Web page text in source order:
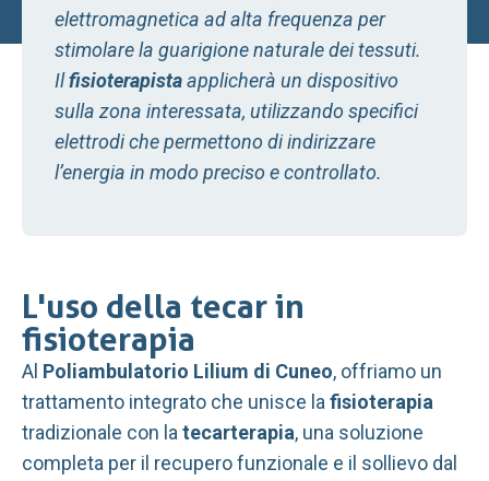
elettromagnetica ad alta frequenza per
stimolare la guarigione naturale dei tessuti.
Ilfisioterapistaapplicherà un dispositivo
sulla zona interessata, utilizzando specifici
elettrodi che permettono di indirizzare
l’energia in modo preciso e controllato.
L'uso della tecar in
fisioterapia
Al Poliambulatorio Lilium di Cuneo, offriamo un
trattamento integrato che unisce lafisioterapia
tradizionale con latecarterapia, una soluzione
completa per il recupero funzionale e il sollievo dal